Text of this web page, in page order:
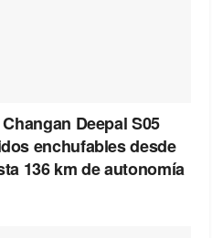
Deepal S05
enchufables desde
136 km de autonomía